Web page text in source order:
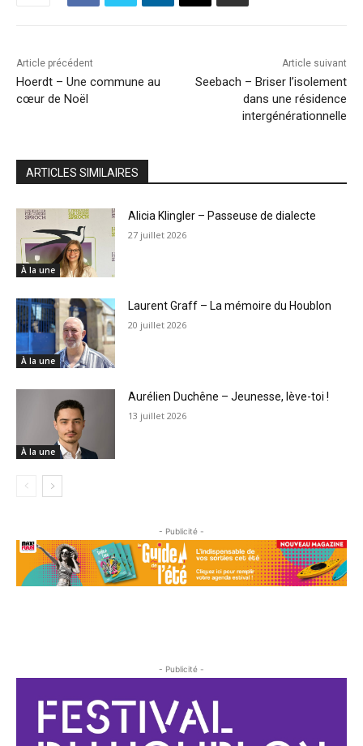
Article précédent
Hoerdt – Une commune au
cœur de Noël
Article suivant
Seebach – Briser l’isolement
dans une résidence
intergénérationnelle
ARTICLES SIMILAIRES
À la une
Alicia Klingler – Passeuse de dialecte
27 juillet 2026
À la une
Laurent Graff – La mémoire du Houblon
20 juillet 2026
À la une
Aurélien Duchêne – Jeunesse, lève-toi !
13 juillet 2026
- Publicité -
- Publicité -